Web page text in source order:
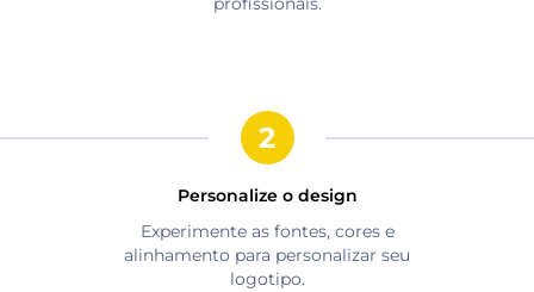
Personalize o design
Experimente as fontes, cores e
alinhamento para personalizar seu
logotipo.